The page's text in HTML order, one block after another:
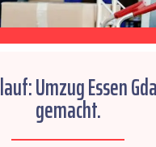
Umzug Essen
gemacht.